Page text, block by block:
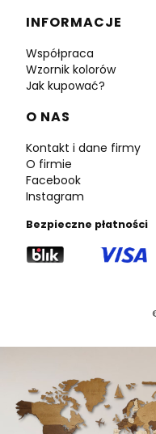
INFORMACJE
Współpraca
Wzornik kolorów
Jak kupować?
O NAS
Kontakt i dane firmy
O firmie
Facebook
Instagram
Bezpieczne płatności